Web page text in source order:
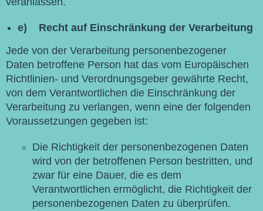
e) Recht auf Einschränkung der Verarbeitung
Jede von der Verarbeitung personenbezogener
Daten betroffene Person hat das vom Europäischen
Richtlinien- und Verordnungsgeber gewährte Recht,
von dem Verantwortlichen die Einschränkung der
Verarbeitung zu verlangen, wenn eine der folgenden
Voraussetzungen gegeben ist:
Die Richtigkeit der personenbezogenen Daten
wird von der betroffenen Person bestritten, und
zwar für eine Dauer, die es dem
Verantwortlichen ermöglicht, die Richtigkeit der
personenbezogenen Daten zu überprüfen.